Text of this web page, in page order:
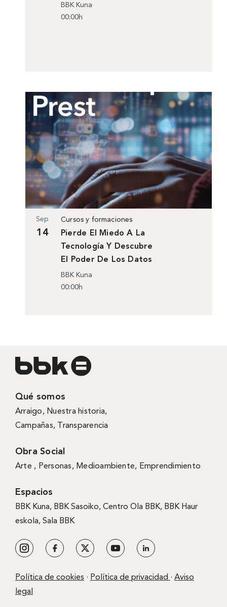
BBK Kuna
00:00h
Cursos y formaciones
Sep
14
Pierde El Miedo A La
Tecnología Y Descubre
El Poder De Los Datos
BBK Kuna
00:00h
Qué somos
Arraigo, Nuestra historia,
Campañas, Transparencia
Obra Social
Arte , Personas, Medioambiente, Emprendimiento
Espacios
BBK Kuna, BBK Sasoiko, Centro Ola BBK, BBK Haur
eskola, Sala BBK
Política de cookies · Política de privacidad · Aviso
legal